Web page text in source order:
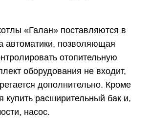
«Галан» поставляются в
автоматики, позволяющая
отопительную
оборудования не входит,
дополнительно. Кроме
купить расширительный бак и,
насос.